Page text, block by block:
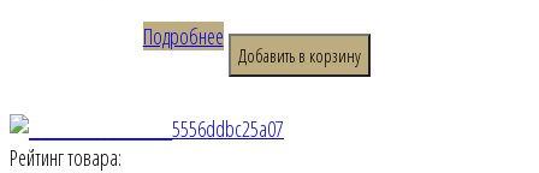
Подробнее
Рейтинг товара: